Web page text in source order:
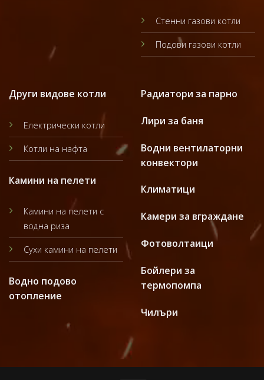
Стенни газови котли
Подови газови котли
Други видове котли
Електрически котли
Котли на нафта
Камини на пелети
Камини на пелети с
водна риза
Сухи камини на пелети
Водно подово
отопление
Радиатори за парно
Лири за баня
Водни вентилаторни
конвектори
Климатици
Камери за вграждане
Фотоволтаици
Бойлери за
термопомпа
Чилъри